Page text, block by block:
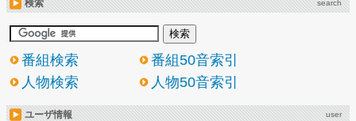
検索 search
番組検索
番組50音索引
人物検索
人物50音索引
ユーザ情報 user